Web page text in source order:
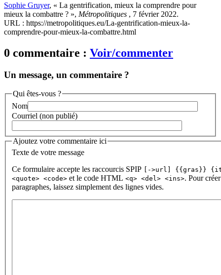
Sophie Gruyer, « La gentrification, mieux la comprendre pour
mieux la combattre ? », Métropolitiques , 7 février 2022.
URL : https://metropolitiques.eu/La-gentrification-mieux-la-
comprendre-pour-mieux-la-combattre.html
0 commentaire : Voir/commenter
Un message, un commentaire ?
Qui êtes-vous ?
Nom
Courriel (non publié)
Ajoutez votre commentaire ici
Texte de votre message
Ce formulaire accepte les raccourcis SPIP
[->url] {{gras}}
<quote> <code> et le code HTML <q> <del> <ins>. Pour
paragraphes, laissez simplement des lignes vides.